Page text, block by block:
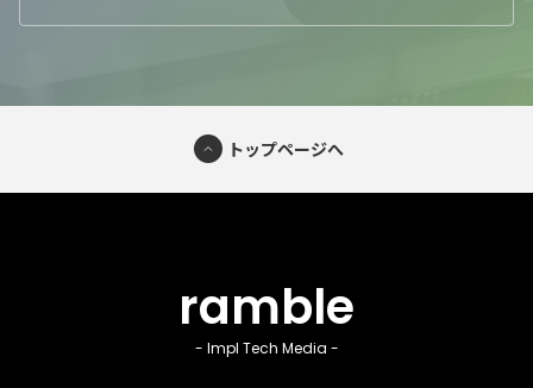
トップページへ
ramble
- Impl Tech Media -